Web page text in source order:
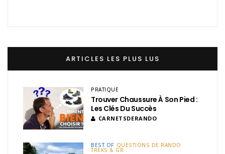
ARTICLES LES PLUS LUS
PRATIQUE
Trouver Chaussure À Son Pied :
Les Clés Du Succès
CARNETSDERANDO
BEST OF QUESTIONS DE RANDO
TREKS & GR